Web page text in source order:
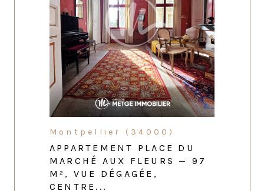
Montpellier (34000)
APPARTEMENT PLACE DU
MARCHÉ AUX FLEURS — 97
M², VUE DÉGAGÉE,
CENTRE...